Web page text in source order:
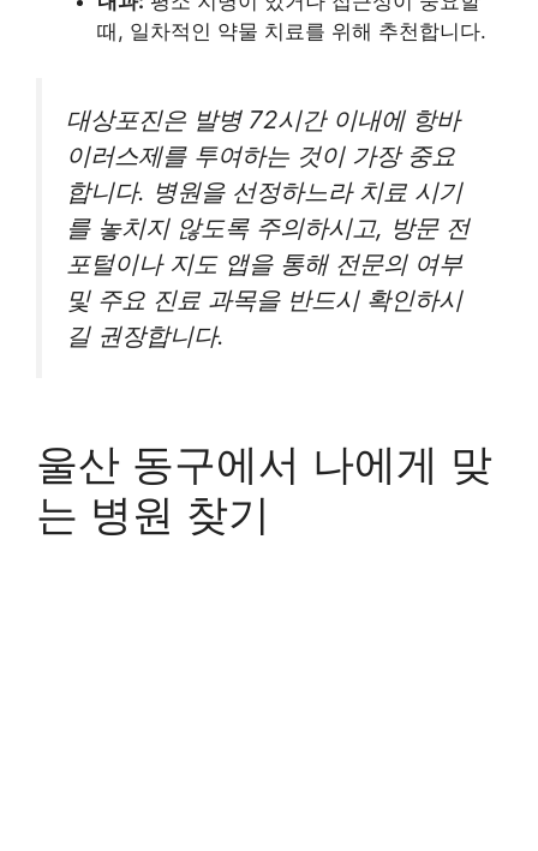
때, 일차적인 약물 치료를 위해 추천합니다.
대상포진은 발병 72시간 이내에 항바
이러스제를 투여하는 것이 가장 중요
합니다. 병원을 선정하느라 치료 시기
를 놓치지 않도록 주의하시고, 방문 전
포털이나 지도 앱을 통해 전문의 여부
및 주요 진료 과목을 반드시 확인하시
길 권장합니다.
울산 동구에서 나에게 맞
는 병원 찾기